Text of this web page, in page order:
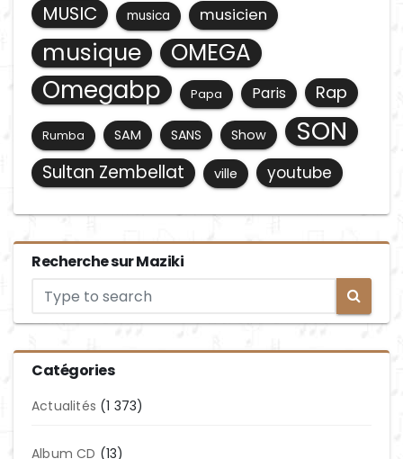
MUSIC
musica musicien
musique OMEGA
Omegabp Papa Paris Rap
Rumba SAM SANS Show SON
Sultan Zembellat ville youtube
Recherche sur Maziki
Catégories
Actualités (1 373)
Album CD (13)